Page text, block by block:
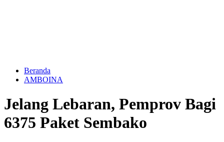
Beranda
AMBOINA
Jelang Lebaran, Pemprov Bagi
6375 Paket Sembako